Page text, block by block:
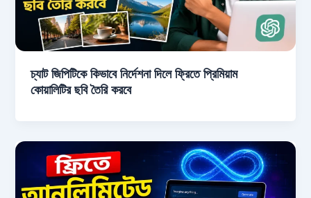
চ্যাট জিপিটিকে কিভাবে নির্দেশনা দিলে ফ্রিতে প্রিমিয়াম
কোয়ালিটির ছবি তৈরি করবে